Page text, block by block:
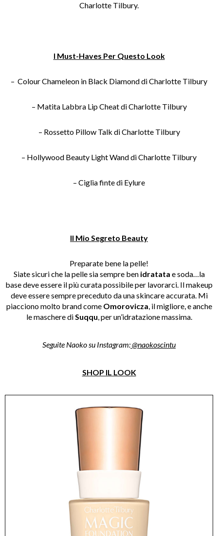
Charlotte Tilbury.
I Must-Haves Per Questo Look
– Colour Chameleon in Black Diamond di Charlotte Tilbury
– Matita Labbra Lip Cheat di Charlotte Tilbury
– Rossetto Pillow Talk di Charlotte Tilbury
– Hollywood Beauty Light Wand di Charlotte Tilbury
– Ciglia finte di Eylure
Il Mio Segreto Beauty
Preparate bene la pelle!
Siate sicuri che la pelle sia sempre ben idratata e soda…la
base deve essere il più curata possibile per lavorarci. Il makeup
deve essere sempre preceduto da una skincare accurata. Mi
piacciono molto brand come Omorovicza, il migliore, e anche
le maschere diSuqqu, per un’idratazione massima.
Seguite Naoko su Instagram:@naokoscintu
SHOP IL LOOK